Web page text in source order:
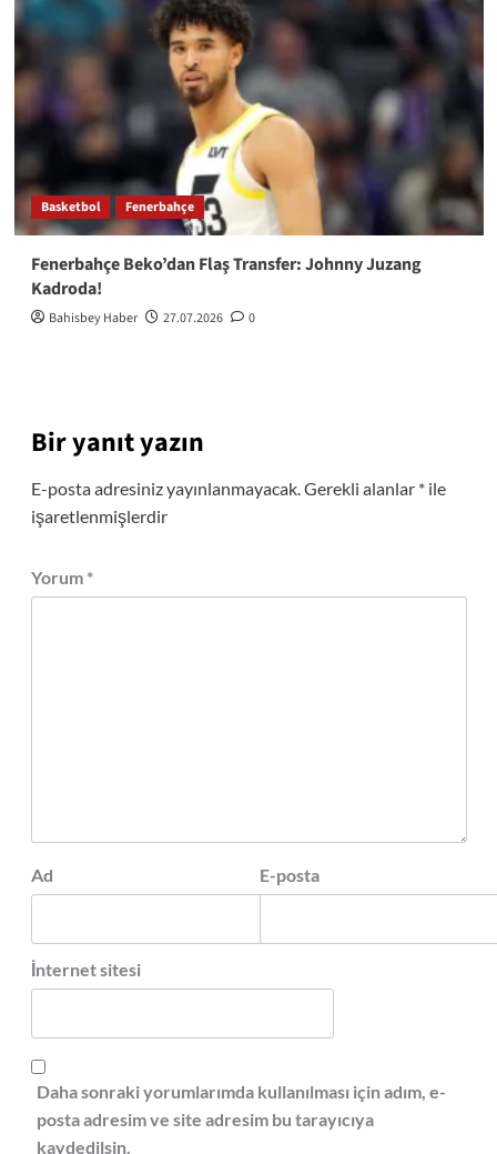
Basketbol Fenerbahçe
Fenerbahçe Beko’dan Flaş Transfer: Johnny Juzang
Kadroda!
Bahisbey Haber 27.07.2026 0
Bir yanıt yazın
E-posta adresiniz yayınlanmayacak.Gerekli alanlar *ile
işaretlenmişlerdir
Yorum *
Ad E-posta
İnternet sitesi
Daha sonraki yorumlarımda kullanılması için adım, e-
posta adresim ve site adresim bu tarayıcıya
kaydedilsin.